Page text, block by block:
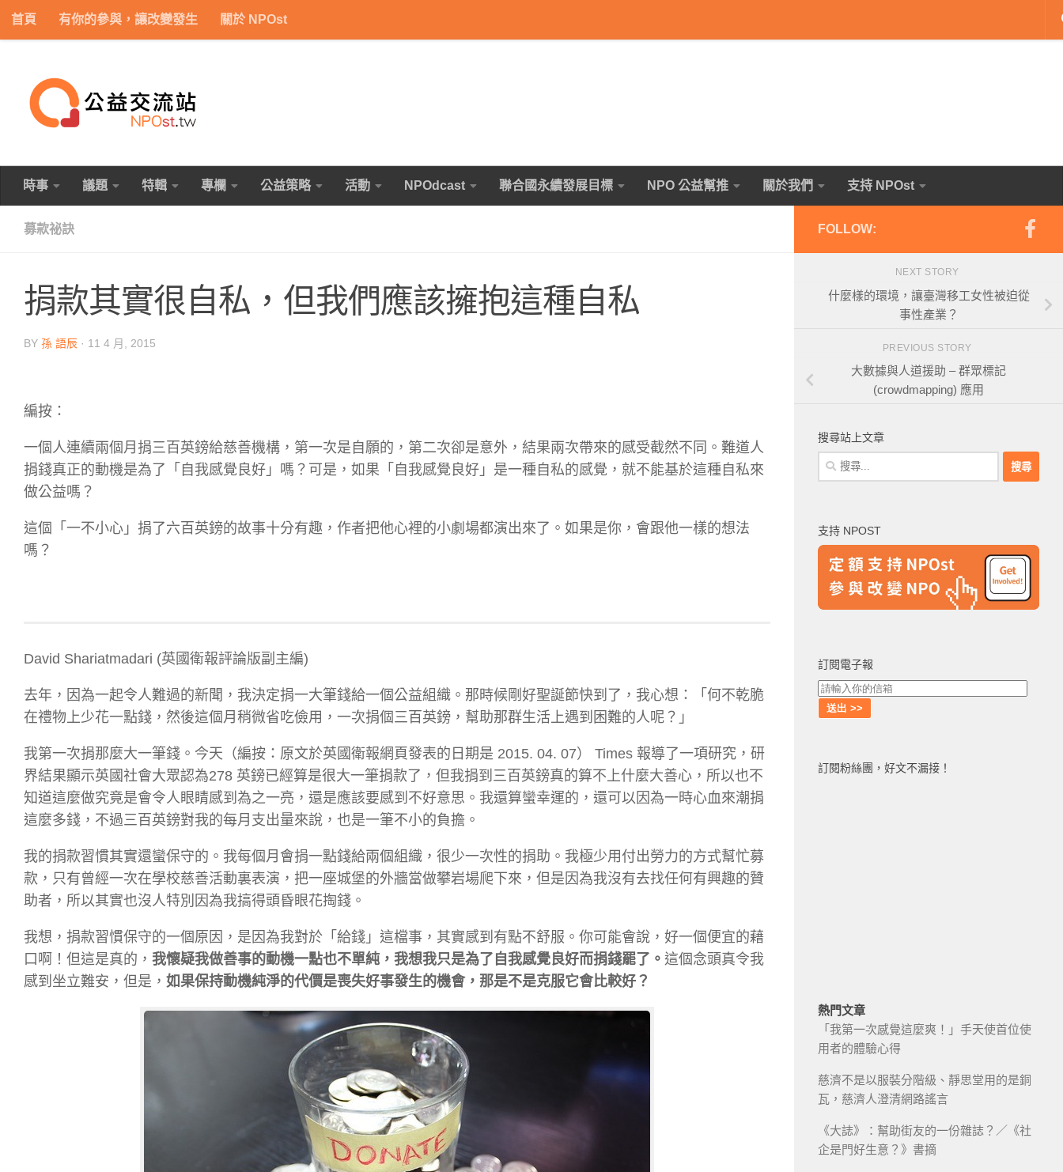
Skip to content
首頁 有你的參與，讓改變發生 關於 NPOst
時事 議題 特輯 專欄 公益策略 活動 NPOdcast 聯合國永續發展目標 NPO 公益幫推 關於我們 支持 NPOst
募款祕訣
捐款其實很自私，但我們應該擁抱這種自私
BY 孫 語辰 · 11 4 月, 2015
編按：
一個人連續兩個月捐三百英鎊給慈善機構，第一次是自願的，第二次卻是意外，結果兩次帶來的感受截然不同。難道人
捐錢真正的動機是為了「自我感覺良好」嗎？可是，如果「自我感覺良好」是一種自私的感覺，就不能基於這種自私來
做公益嗎？
這個「一不小心」捐了六百英鎊的故事十分有趣，作者把他心裡的小劇場都演出來了。如果是你，會跟他一樣的想法
嗎？
David Shariatmadari (英國衛報評論版副主編)
去年，因為一起令人難過的新聞，我決定捐一大筆錢給一個公益組織。那時候剛好聖誕節快到了，我心想：「何不乾脆
在禮物上少花一點錢，然後這個月稍微省吃儉用，一次捐個三百英鎊，幫助那群生活上遇到困難的人呢？」
我第一次捐那麼大一筆錢。今天（編按：原文於英國衛報網頁發表的日期是 2015. 04. 07） Times 報導了一項研究，研
界結果顯示英國社會大眾認為278 英鎊已經算是很大一筆捐款了，但我捐到三百英鎊真的算不上什麼大善心，所以也不
知道這麼做究竟是會令人眼睛感到為之一亮，還是應該要感到不好意思。我還算蠻幸運的，還可以因為一時心血來潮捐
這麼多錢，不過三百英鎊對我的每月支出量來說，也是一筆不小的負擔。
我的捐款習慣其實還蠻保守的。我每個月會捐一點錢給兩個組織，很少一次性的捐助。我極少用付出勞力的方式幫忙募
款，只有曾經一次在學校慈善活動裏表演，把一座城堡的外牆當做攀岩場爬下來，但是因為我沒有去找任何有興趣的贊
助者，所以其實也沒人特別因為我搞得頭昏眼花掏錢。
我想，捐款習慣保守的一個原因，是因為我對於「給錢」這檔事，其實感到有點不舒服。你可能會說，好一個便宜的藉
口啊！但這是真的， 我懷疑我做善事的動機一點也不單純，我想我只是為了自我感覺良好而捐錢罷了。 這個念頭真令我
感到坐立難安，但是， 如果保持動機純淨的代價是喪失好事發生的機會，那是不是克服它會比較好？
FOLLOW:
NEXT STORY
什麼樣的環境，讓臺灣移工女性被迫從
事性產業？
PREVIOUS STORY
大數據與人道援助 – 群眾標記
(crowdmapping) 應用
搜尋站上文章
搜
尋
字:
支持 NPOST
訂閱電子報
訂閱粉絲團，好文不漏接！
熱門文章
「我第一次感覺這麼爽！」手天使首位使
用者的體驗心得
慈濟不是以服裝分階級、靜思堂用的是銅
瓦，慈濟人澄清網路謠言
《大誌》：幫助街友的一份雜誌？／《社
企是門好生意？》書摘